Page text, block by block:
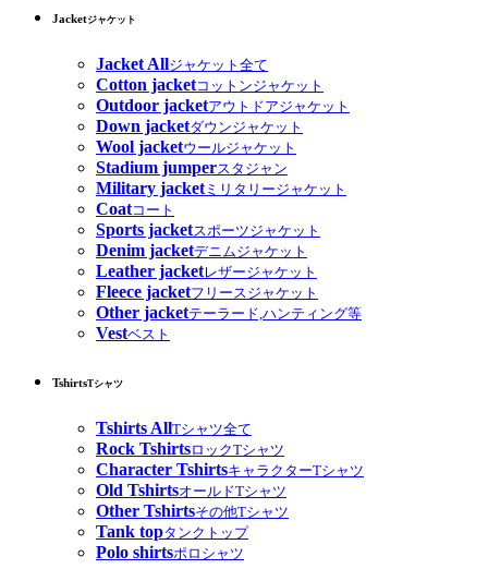
Jacketジャケット
Jacket Allジャケット全て
Cotton jacketコットンジャケット
Outdoor jacketアウトドアジャケット
Down jacketダウンジャケット
Wool jacketウールジャケット
Stadium jumperスタジャン
Military jacketミリタリージャケット
Coatコート
Sports jacketスポーツジャケット
Denim jacketデニムジャケット
Leather jacketレザージャケット
Fleece jacketフリースジャケット
Other jacketテーラード,ハンティング等
Vestベスト
TshirtsTシャツ
Tshirts AllTシャツ全て
Rock TshirtsロックTシャツ
Character TshirtsキャラクターTシャツ
Old TshirtsオールドTシャツ
Other Tshirtsその他Tシャツ
Tank topタンクトップ
Polo shirtsポロシャツ